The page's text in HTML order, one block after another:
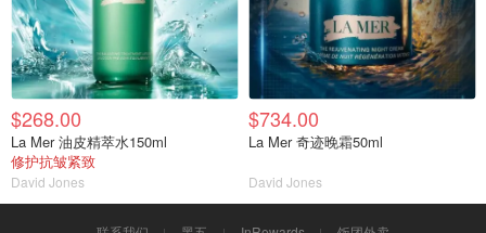
$268.00
La Mer 油皮精萃水150ml
修护抗皱紧致
David Jones
$734.00
La Mer 奇迹晚霜50ml
David Jones